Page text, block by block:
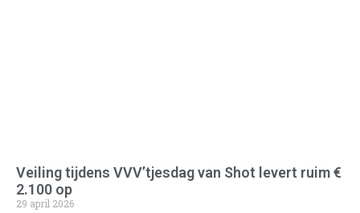
Veiling tijdens VVV’tjesdag van Shot levert ruim €
2.100 op
29 april 2026